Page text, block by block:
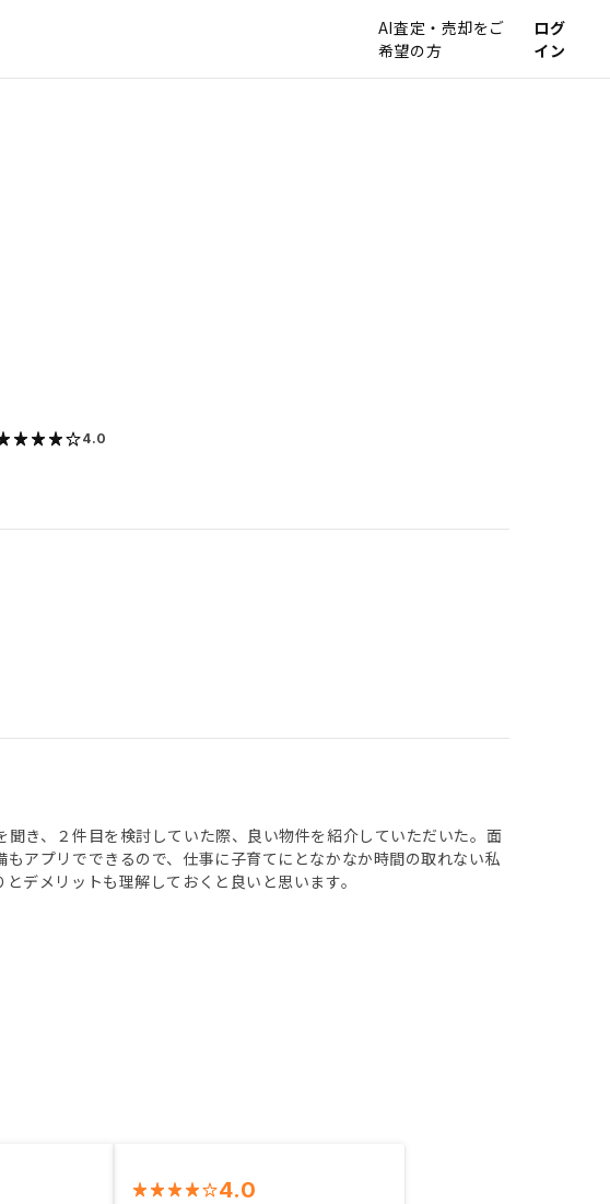
AI査定・売却をご
希望の方
ログ
イン
4.0
き、２件目を検討していた際、良い物件を紹介していただいた。面
アプリでできるので、仕事に子育てにとなかなか時間の取れない私
デメリットも理解しておくと良いと思います。
4.0